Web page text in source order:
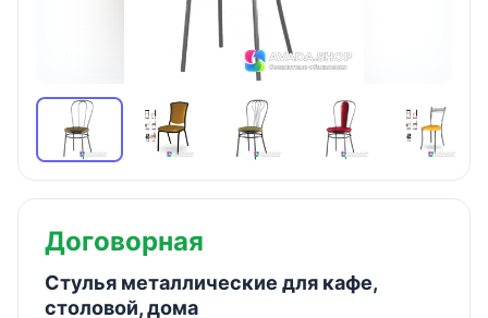
Договорная
Стулья металлические для кафе,
столовой, дома